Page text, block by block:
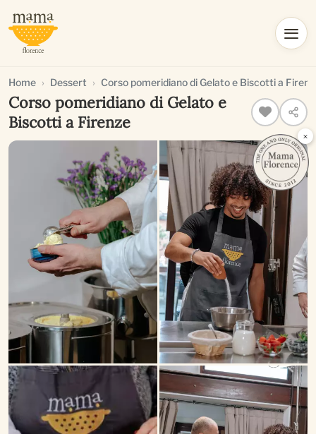
Home Dessert Corso pomeridiano di Gelato e Biscotti a
Corso pomeridiano di Gelato e
Biscotti a Firenze
×